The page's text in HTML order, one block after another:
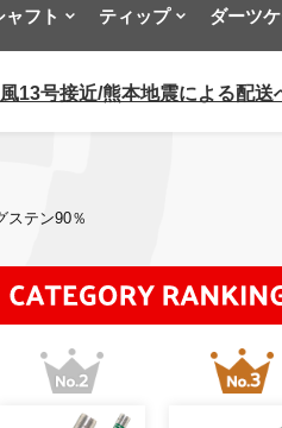
ャフト ティップ ダーツ
13号接近/熊本地震による配送
ステン90％